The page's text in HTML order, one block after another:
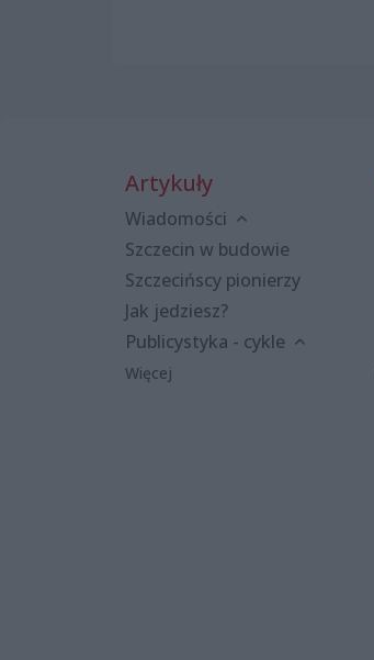
Artykuły
Wiadomości
Szczecin w budowie
Szczecińscy pionierzy
Jak jedziesz?
Publicystyka - cykle
Więcej